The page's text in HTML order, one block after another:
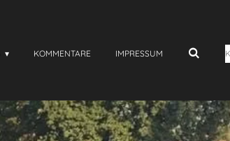
KOMMENTARE IMPRESSUM